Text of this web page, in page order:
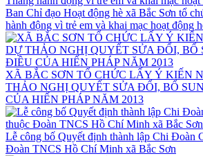
Ban Chỉ đạo Hoạt động hè xã Bắc Sơn tổ
hành động vì trẻ em và khai mạc hoạt động
XÃ BẮC SƠN TỔ CHỨC LẤY Ý KIẾN
THẢO NGHỊ QUYẾT SỬA ĐỔI, BỔ
CỦA HIẾN PHÁP NĂM 2013
Lễ công bố Quyết định thành lập Chi Đoàn
Đoàn TNCS Hồ Chí Minh xã Bắc Sơn